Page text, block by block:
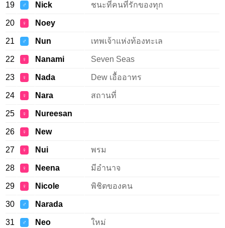
19 ♂ Nick ชนะที่คนที่รักของทุก
20 ♀ Noey
21 ♂ Nun เทพเจ้าแห่งท้องทะเล
22 ♀ Nanami Seven Seas
23 ♀ Nada Dew เอื้ออาทร
24 ♀ Nara สถานที่
25 ♀ Nureesan
26 ♀ New
27 ♀ Nui พรม
28 ♀ Neena มีอำนาจ
29 ♀ Nicole พิชิตของคน
30 ♂ Narada
31 ♂ Neo ใหม่